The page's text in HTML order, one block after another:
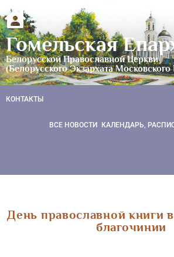
Гомельская
Белорусской Православной Церкви
(Белорусского Экзархата Московского
КОНТАКТЫ
ВСЕ НОВОСТИ КАЛЕНДАРЬ,
День православной книги
благочинии